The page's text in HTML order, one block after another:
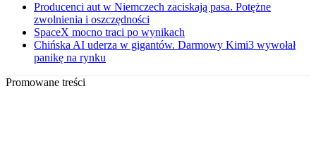
Producenci aut w Niemczech zaciskają pasa. Potężne
zwolnienia i oszczędności
SpaceX mocno traci po wynikach
Chińska AI uderza w gigantów. Darmowy Kimi3 wywołał
panikę na rynku
Promowane treści